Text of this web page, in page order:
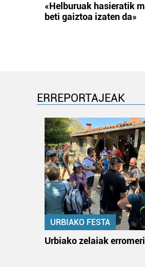
«Helburuak hasieratik
beti gaiztoa izaten da»
ERREPORTAJEAK
URBIAKO FESTA
Urbiako zelaiak